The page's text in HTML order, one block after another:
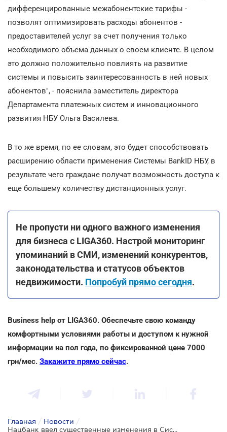
дифференцированные межабонентские тарифы -
позволят оптимизировать расходы абонентов -
предоставителей услуг за счет получения только
необходимого объема данных о своем клиенте. В целом
это должно положительно повлиять на развитие
системы и повысить заинтересованность в ней новых
абонентов", - пояснила заместитель директора
Департамента платежных систем и инновационного
развития НБУ Ольга Василева.
В то же время, по ее словам, это будет способствовать
расширению области применения Системы BankID НБУ, в
результате чего граждане получат возможность доступа к
еще большему количеству дистанционных услуг.
Не пропусти ни одного важного изменения
для бизнеса с LIGA360. Настрой мониторинг
упоминаний в СМИ, изменений конкурентов,
законодательства и статусов объектов
недвижимости. Попробуй прямо сегодня.
Business help от LIGA360. Обеспечьте свою команду
комфортными условиями работы и доступом к нужной
информации на пол года, по фиксированной цене 7000
грн/мес. Закажите прямо сейчас.
Главная / Новости /
Нацбанк ввел существенные изменения в Системе BankID